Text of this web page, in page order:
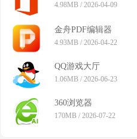
4.98MB / 2026-04-09
金舟PDF编辑器
4.93MB / 2026-04-22
QQ游戏大厅
1.06MB / 2026-06-23
360浏览器
170MB / 2026-07-22